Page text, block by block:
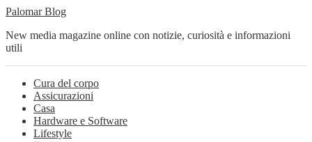
Palomar Blog
New media magazine online con notizie, curiosità e informazioni
utili
Cura del corpo
Assicurazioni
Casa
Hardware e Software
Lifestyle